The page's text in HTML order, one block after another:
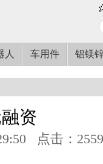
人 车用件 铝镁
资
点击：2559